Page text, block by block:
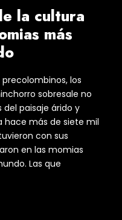
la cultura
más
los
sobresale no
del paisaje árido y
hace más de siete mil
con sus
en las momias
Las que